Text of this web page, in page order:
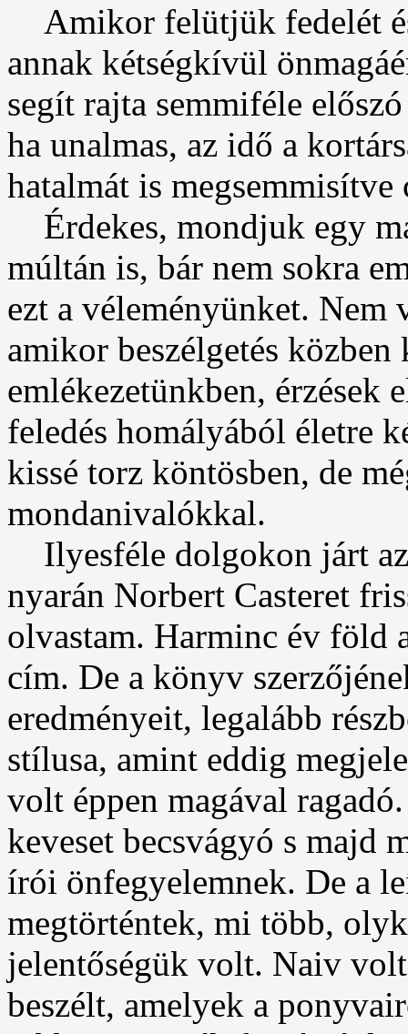
Amikor felütjük fedelét
annak kétségkívül
segít rajta semmiféle
ha unalmas, az idő a
hatalmát is megsemmisítve
Érdekes, mondjuk egy
múltán is, bár nem sokra
ezt a véleményünket.
amikor beszélgetés
emlékezetünkben, érzések
feledés homályából életre
kissé torz köntösben, de
mondanivalókkal.
Ilyesféle dolgokon járt
nyarán Norbert Casteret
olvastam. Harminc év föld
cím. De a könyv
eredményeit, legalább
stílusa, amint eddig
volt éppen magával
keveset becsvágyó s majd
írói önfegyelemnek. De a
megtörténtek, mi több,
jelentőségük volt. Naiv
beszélt, amelyek a